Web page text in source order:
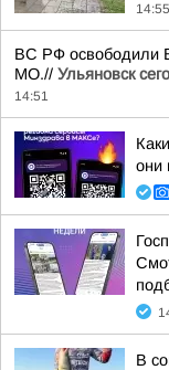
14:55
ВС РФ освободили
МО.// Ульяновск
14:51
они
В